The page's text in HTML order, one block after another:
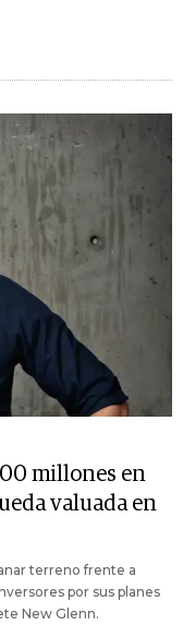
millones en
valuada en
terreno frente a
por sus planes
New Glenn.